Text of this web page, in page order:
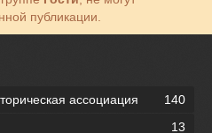
публикации.
ассоциация
140
13